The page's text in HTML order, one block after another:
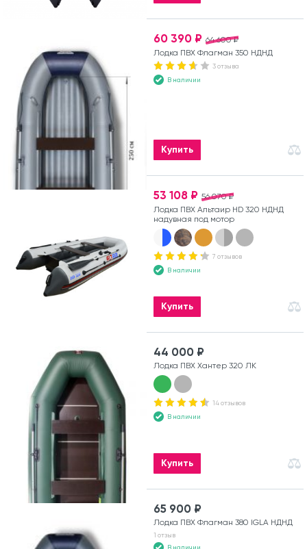
64 600 ₽
60 390 ₽
Лодка ПВХ Флагман 350 НДНД
3 отзыва
В наличии
Купить
56 070 ₽
53 108 ₽
Лодка ПВХ Альтаир HD 320 НДНД
надувная под мотор
7 отзывов
В наличии
Купить
44 000 ₽
Лодка ПВХ Хантер 320 ЛК
14 отзывов
В наличии
Купить
65 900 ₽
Лодка ПВХ Флагман 380 IGLA НДНД
1 отзыв